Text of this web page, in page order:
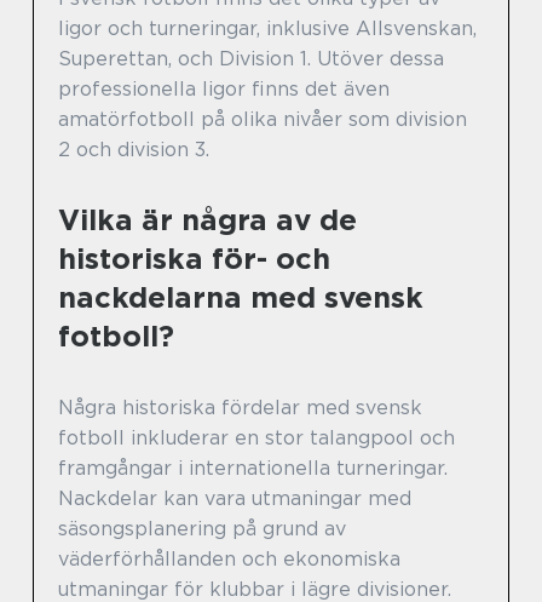
ligor och turneringar, inklusive Allsvenskan,
Superettan, och Division 1. Utöver dessa
professionella ligor finns det även
amatörfotboll på olika nivåer som division
2 och division 3.
Vilka är några av de
historiska för- och
nackdelarna med svensk
fotboll?
Några historiska fördelar med svensk
fotboll inkluderar en stor talangpool och
framgångar i internationella turneringar.
Nackdelar kan vara utmaningar med
säsongsplanering på grund av
väderförhållanden och ekonomiska
utmaningar för klubbar i lägre divisioner.